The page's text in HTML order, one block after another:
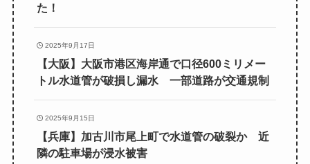
た！
2025年9月17日
【大阪】大阪市港区海岸通で口径600ミリメー
トル水道管が破損し漏水 一部道路が交通規制
2025年9月15日
【兵庫】加古川市尾上町で水道管の破裂か 近
隣の駐車場が浸水被害